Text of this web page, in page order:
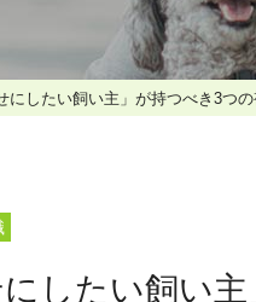
養成講座
シニ
ホリスティ
にしたい飼い主」が持つべき3つ
にしたい飼い